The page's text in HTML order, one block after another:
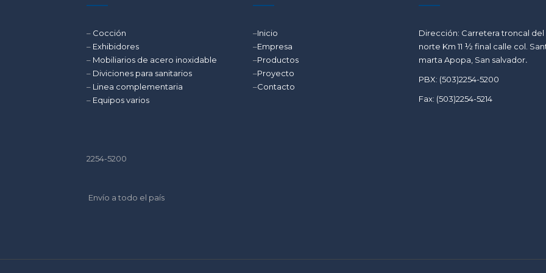
– Cocción
– Exhibidores
– Mobiliarios de acero inoxidable
– Diviciones para sanitarios
– Linea complementaria
– Equipos varios
2254-5200
Envío a todo el país
–Inicio
–Empresa
–Productos
–Proyecto
–Contacto
Dirección: Carretera troncal del
norte Km 11 ½ final calle col.
marta Apopa, San salvador.
PBX: (503)2254-5200
Fax: (503)2254-5214